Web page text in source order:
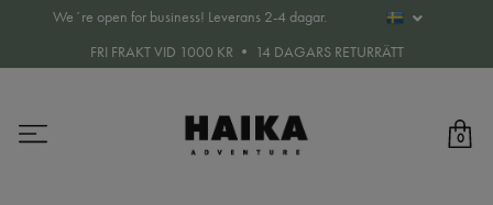
We´re open for business! Leverans 2-4 dagar.
FRI FRAKT VID 1000 KR • 14 DAGARS RETURRÄTT
0